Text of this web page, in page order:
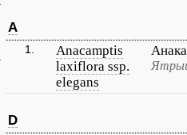
A
1.
Anacamptis
laxiflora ssp.
elegans
D